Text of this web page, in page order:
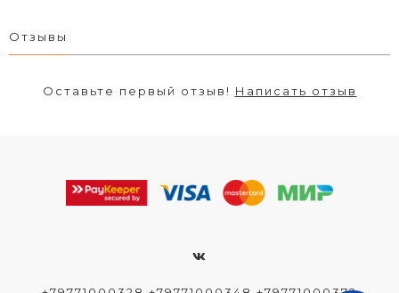
Отзывы
Оставьте первый отзыв! Написать отзыв